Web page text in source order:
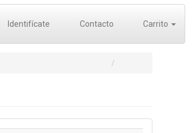
Identifícate Contacto Carrito